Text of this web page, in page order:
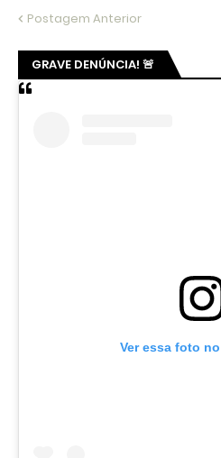
Postagem Anterior
GRAVE DENÚNCIA! 🚨
Ver essa foto